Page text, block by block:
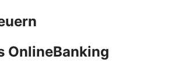
OnlineBanking